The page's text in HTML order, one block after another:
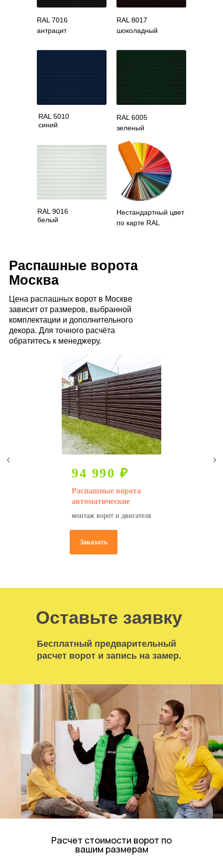
RAL 5010
синий
RAL 6005
зеленый
RAL 7016
антрацит
RAL 9016
белый
RAL 8017
шоколадный
Нестандартный цвет
по карте RAL
Распашные ворота
Москва
Цена распашных ворот в Москве
зависит от размеров, выбранной
комплектации и дополнительного
декора. Для точного расчёта
обратитесь к менеджеру.
94 990 ₽
Распашные ворота
автоматические
монтаж ворот и двигателя
Заказать
Бесплатный предварительный
расчет ворот и запись на замер.
Оставьте заявку
Расчет стоимости ворот по
вашим размерам